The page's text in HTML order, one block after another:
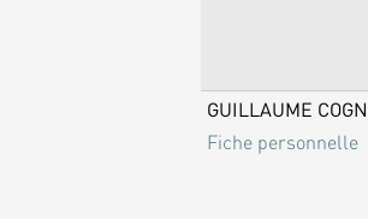
GUILLAUME
Fiche personnelle